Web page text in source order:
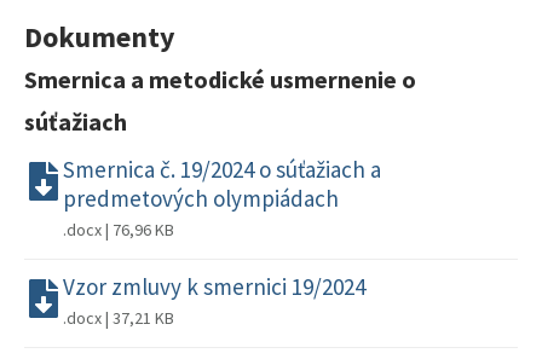
Dokumenty
Smernica a metodické usmernenie o
súťažiach
Smernica č. 19/2024 o súťažiach a
predmetových olympiádach
.docx | 76,96 KB
Vzor zmluvy k smernici 19/2024
.docx | 37,21 KB